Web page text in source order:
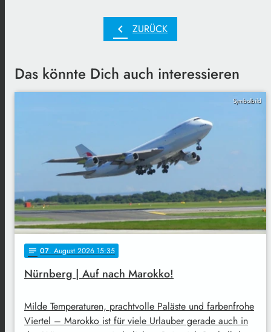
chevron_left ZURÜCK
Das könnte Dich auch interessieren
Symbolbild
notes 07. August 2026 15:35
Nürnberg | Auf nach Marokko!
Milde Temperaturen, prachtvolle Paläste und farbenfrohe
Viertel – Marokko ist für viele Urlauber gerade auch in